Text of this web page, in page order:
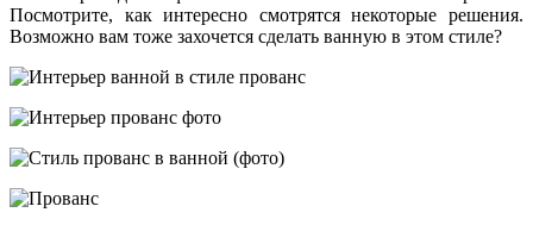
Посмотрите, как интересно смотрятся некоторые решения.
Возможно вам тоже захочется сделать ванную в этом стиле?